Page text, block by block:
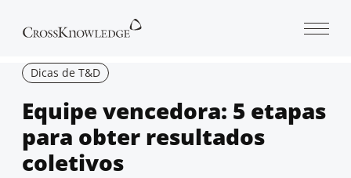
Dicas de T&D
Equipe vencedora: 5 etapas
para obter resultados
coletivos